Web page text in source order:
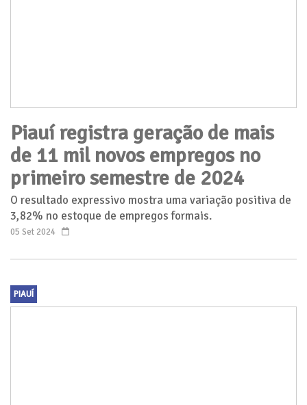
Piauí registra geração de mais
de 11 mil novos empregos no
primeiro semestre de 2024
O resultado expressivo mostra uma variação positiva de
3,82% no estoque de empregos formais.
05 Set 2024
PIAUÍ